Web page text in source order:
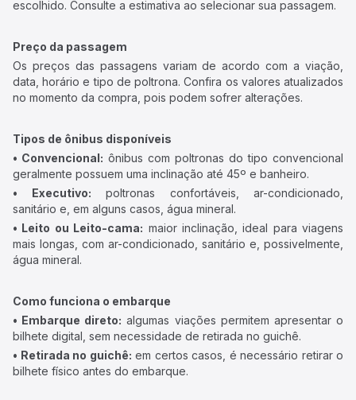
escolhido. Consulte a estimativa ao selecionar sua passagem.
Preço da passagem
Os preços das passagens variam de acordo com a viação,
data, horário e tipo de poltrona. Confira os valores atualizados
no momento da compra, pois podem sofrer alterações.
Tipos de ônibus disponíveis
• Convencional: ônibus com poltronas do tipo convencional
geralmente possuem uma inclinação até 45º e banheiro.
• Executivo: poltronas confortáveis, ar-condicionado,
sanitário e, em alguns casos, água mineral.
• Leito ou Leito-cama: maior inclinação, ideal para viagens
mais longas, com ar-condicionado, sanitário e, possivelmente,
água mineral.
Como funciona o embarque
• Embarque direto: algumas viações permitem apresentar o
bilhete digital, sem necessidade de retirada no guichê.
• Retirada no guichê: em certos casos, é necessário retirar o
bilhete físico antes do embarque.